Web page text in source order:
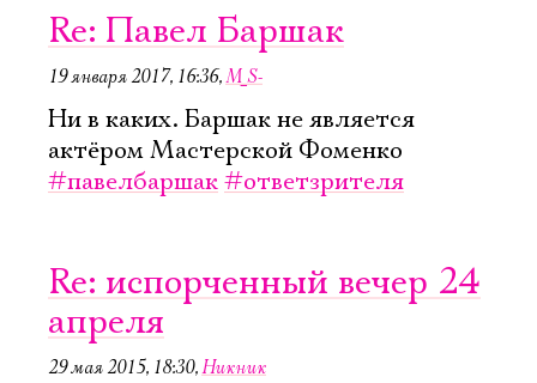
Re: Павел Баршак
19 января 2017, 16:36,M_S-
Ни в каких. Баршак не является
актёром Мастерской Фоменко
#павелбаршак#ответзрителя
Re: испорченный вечер 24
апреля
29 мая 2015, 18:30,Никник